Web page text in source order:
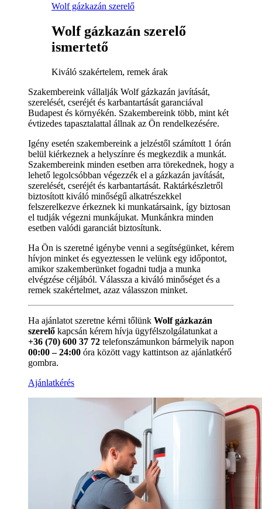
Wolf gázkazán szerelő
Wolf gázkazán szerelő
ismertető
Kiváló szakértelem, remek árak
Szakembereink vállalják Wolf gázkazán javítását,
szerelését, cseréjét és karbantartását garanciával
Budapest és környékén. Szakembereink több, mint két
évtizedes tapasztalattal állnak az Ön rendelkezésére.
Igény esetén szakembereink a jelzéstől számított 1 órán
belül kiérkeznek a helyszínre és megkezdik a munkát.
Szakembereink minden esetben arra törekednek, hogy a
lehető legolcsóbban végezzék el a gázkazán javítását,
szerelését, cseréjét és karbantartását. Raktárkészletről
biztosított kiváló minőségű alkatrészekkel
felszerelkezve érkeznek ki munkatársaink, így biztosan
el tudják végezni munkájukat. Munkánkra minden
esetben valódi garanciát biztosítunk.
Ha Ön is szeretné igénybe venni a segítségünket, kérem
hívjon minket és egyeztessen le velünk egy időpontot,
amikor szakemberünket fogadni tudja a munka
elvégzése céljából. Válassza a kiváló minőséget és a
remek szakértelmet, azaz válasszon minket.
Ha ajánlatot szeretne kérni tőlünk Wolf gázkazán
szerelő kapcsán kérem hívja ügyfélszolgálatunkat a
+36 (70) 600 37 72 telefonszámunkon bármelyik napon
00:00 – 24:00 óra között vagy kattintson az ajánlatkérő
gombra.
Ajánlatkérés